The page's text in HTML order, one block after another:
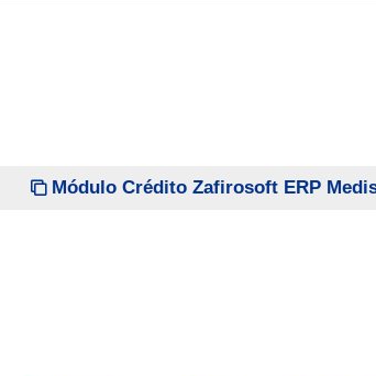
Módulo Crédito Zafirosoft ERP